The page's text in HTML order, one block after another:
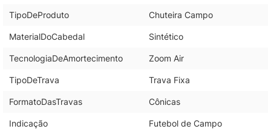
TipoDeProduto Chuteira Campo
MaterialDoCabedal Sintético
TecnologiaDeAmortecimento Zoom Air
TipoDeTrava Trava Fixa
FormatoDasTravas Cônicas
Indicação Futebol de Campo